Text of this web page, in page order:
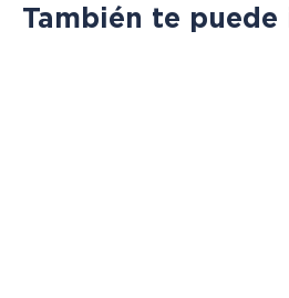
También te puede